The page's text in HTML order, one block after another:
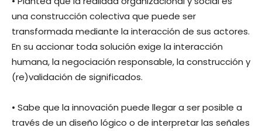
una construcción colectiva que puede ser
transformada mediante la interacción de sus actores.
En su accionar toda solución exige la interacción
humana, la negociación responsable, la construcción y
(re)validación de significados.
• Sabe que la innovación puede llegar a ser posible a
través de un diseño lógico o de interpretar las señales